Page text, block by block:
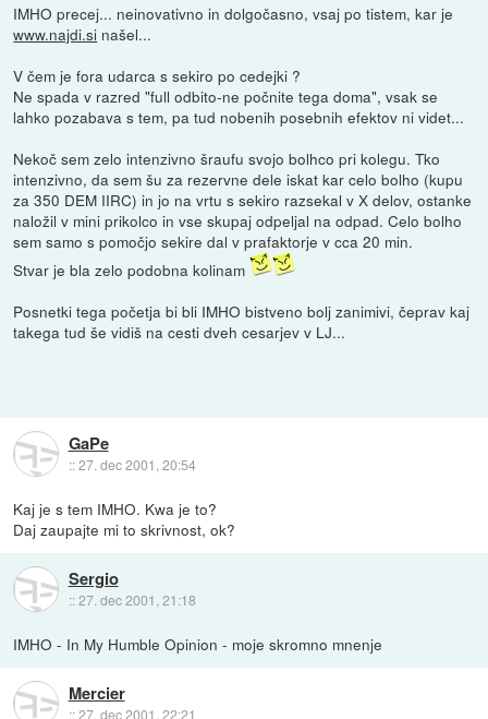
IMHO precej... neinovativno in dolgočasno, vsaj po tistem, kar je
www.najdi.si našel...
V čem je fora udarca s sekiro po cedejki ?
Ne spada v razred "full odbito-ne počnite tega doma", vsak se
lahko pozabava s tem, pa tud nobenih posebnih efektov ni videt...
Nekoč sem zelo intenzivno šraufu svojo bolhco pri kolegu. Tko
intenzivno, da sem šu za rezervne dele iskat kar celo bolho (kupu
za 350 DEM IIRC) in jo na vrtu s sekiro razsekal v X delov, ostanke
naložil v mini prikolco in vse skupaj odpeljal na odpad. Celo bolho
sem samo s pomočjo sekire dal v prafaktorje v cca 20 min.
Stvar je bla zelo podobna kolinam
Posnetki tega početja bi bli IMHO bistveno bolj zanimivi, čeprav kaj
takega tud še vidiš na cesti dveh cesarjev v LJ...
GaPe
::27. dec 2001, 20:54
Kaj je s tem IMHO. Kwa je to?
Daj zaupajte mi to skrivnost, ok?
Sergio
::27. dec 2001, 21:18
IMHO - In My Humble Opinion - moje skromno mnenje
Mercier
::27. dec 2001, 22:21